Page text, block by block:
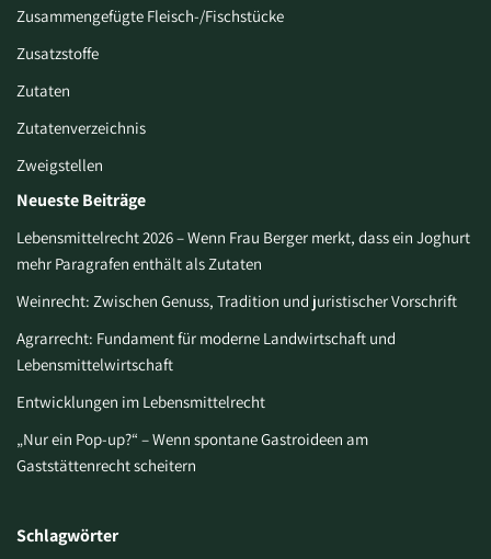
Zusammengefügte Fleisch-/Fischstücke
Zusatzstoffe
Zutaten
Zutatenverzeichnis
Zweigstellen
Neueste Beiträge
Lebensmittelrecht 2026 – Wenn Frau Berger merkt, dass ein Joghurt
mehr Paragrafen enthält als Zutaten
Weinrecht: Zwischen Genuss, Tradition und juristischer Vorschrift
Agrarrecht: Fundament für moderne Landwirtschaft und
Lebensmittelwirtschaft
Entwicklungen im Lebensmittelrecht
„Nur ein Pop-up?“ – Wenn spontane Gastroideen am
Gaststättenrecht scheitern
Schlagwörter